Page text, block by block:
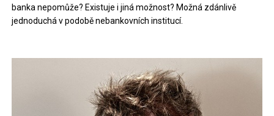
banka nepomůže? Existuje i jiná možnost? Možná zdánlivě
jednoduchá v podobě nebankovních institucí.